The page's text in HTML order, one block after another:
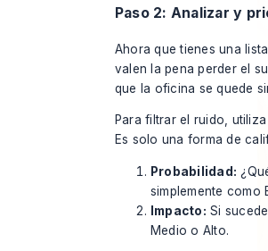
Paso 2: Analizar y
Ahora que tienes una
valen la pena perder el
que la oficina se quede
Para filtrar el ruido,
Es solo una forma de
Probabilidad:
simplemente como
Impacto: Si sucede
Medio o Alto.